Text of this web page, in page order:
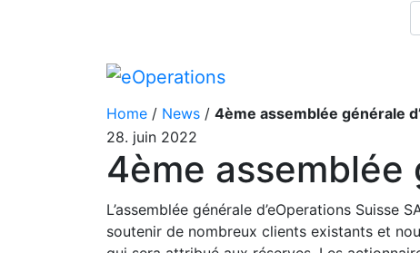
Home / News / 4ème assemblée générale
28. juin 2022
4ème assemblée
L’assemblée générale d’eOperations
soutenir de nombreux clients existants et